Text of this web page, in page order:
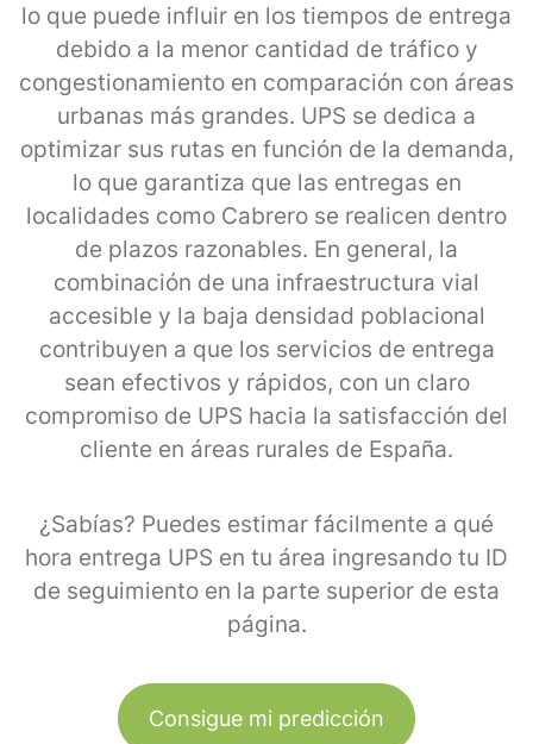
lo que puede influir en los tiempos de entrega
debido a la menor cantidad de tráfico y
congestionamiento en comparación con áreas
urbanas más grandes. UPS se dedica a
optimizar sus rutas en función de la demanda,
lo que garantiza que las entregas en
localidades como Cabrero se realicen dentro
de plazos razonables. En general, la
combinación de una infraestructura vial
accesible y la baja densidad poblacional
contribuyen a que los servicios de entrega
sean efectivos y rápidos, con un claro
compromiso de UPS hacia la satisfacción del
cliente en áreas rurales de España.
¿Sabías? Puedes estimar fácilmente a qué
hora entrega UPS en tu área ingresando tu ID
de seguimiento en la parte superior de esta
página.
Consigue mi predicción